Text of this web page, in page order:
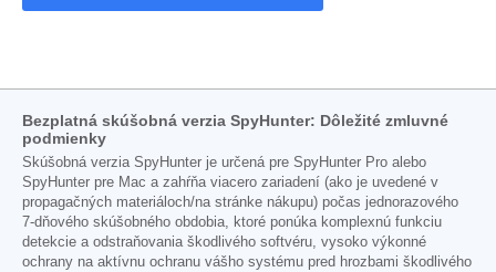
Bezplatná skúšobná verzia SpyHunter: Dôležité zmluvné
podmienky
Skúšobná verzia SpyHunter je určená pre SpyHunter Pro alebo
SpyHunter pre Mac a zahŕňa viacero zariadení (ako je uvedené v
propagačných materiáloch/na stránke nákupu) počas jednorazového
7-dňového skúšobného obdobia, ktoré ponúka komplexnú funkciu
detekcie a odstraňovania škodlivého softvéru, vysoko výkonné
ochrany na aktívnu ochranu vášho systému pred hrozbami škodlivého